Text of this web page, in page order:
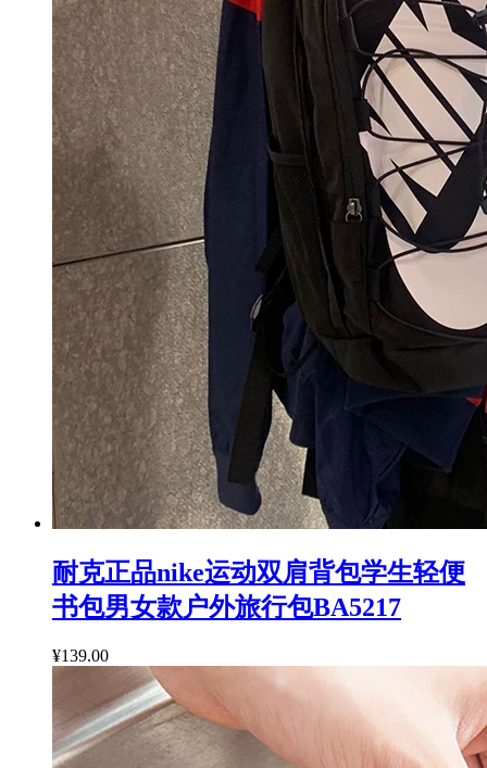
耐克正品nike运动双肩背包学生轻便
书包男女款户外旅行包BA5217
¥139.00